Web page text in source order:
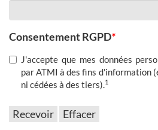
Consentement RGPD*
J'accepte que mes données
par ATMI à des fins d'information
ni cédées à des tiers).1